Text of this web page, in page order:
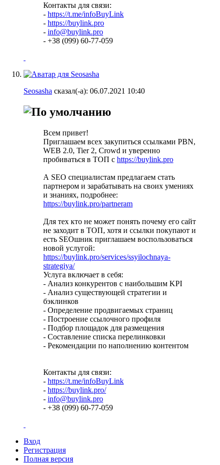
Контакты для связи:
- https://t.me/infoBuyLink
- https://buylink.pro
- info@buylink.pro
- +38 (099) 60-77-059
Seosasha сказал(-а): 06.07.2021 10:40
Всем привет!
Приглашаем всех закупиться ссылками PBN,
WEB 2.0, Tier 2, Crowd и уверенно
пробиваться в ТОП с https://buylink.pro
А SEO специалистам предлагаем стать
партнером и зарабатывать на своих умениях
и знаниях, подробнее:
https://buylink.pro/partneram
Для тех кто не может понять почему его сайт
не заходит в ТОП, хотя и ссылки покупают и
есть SEOшник приглашаем воспользоваться
новой услугой:
https://buylink.pro/services/ssyilochnaya-
strategiya/
Услуга включает в себя:
- Анализ конкурентов с наибольшим KPI
- Анализ существующей стратегии и
бэклинков
- Определение продвигаемых страниц
- Построение ссылочного профиля
- Подбор площадок для размещения
- Составление списка перелинковки
- Рекомендации по наполнению контентом
Контакты для связи:
- https://t.me/infoBuyLink
- https://buylink.pro/
- info@buylink.pro
- +38 (099) 60-77-059
Вход
Регистрация
Полная версия